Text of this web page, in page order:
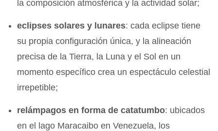
la composición atmosférica y la actividad solar;
eclipses solares y lunares: cada eclipse tiene
su propia configuración única, y la alineación
precisa de la Tierra, la Luna y el Sol en un
momento específico crea un espectáculo celestial
irrepetible;
relámpagos en forma de catatumbo: ubicados
en el lago Maracaibo en Venezuela, los